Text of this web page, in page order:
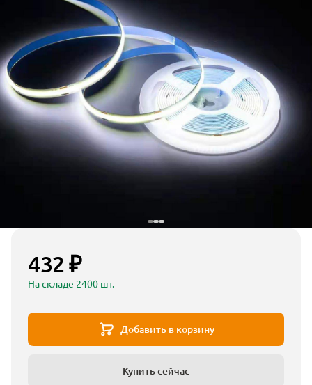
432 ₽
На складе 2400 шт.
Добавить в корзину
Купить сейчас